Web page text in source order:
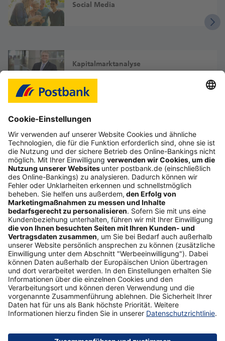
Social Media
Kapitalmarktanalyse
Impressum
Folgen Sie uns
Postbank Newsletter
E-Mail-Adresse Abonnieren